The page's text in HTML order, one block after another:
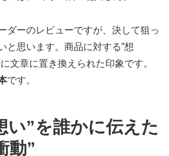
ダーのレビューですが、決して狙っ
と思います。商品に対する”想
文章に置き換えられた印象です。
です。
い”を誰かに伝えた
動”